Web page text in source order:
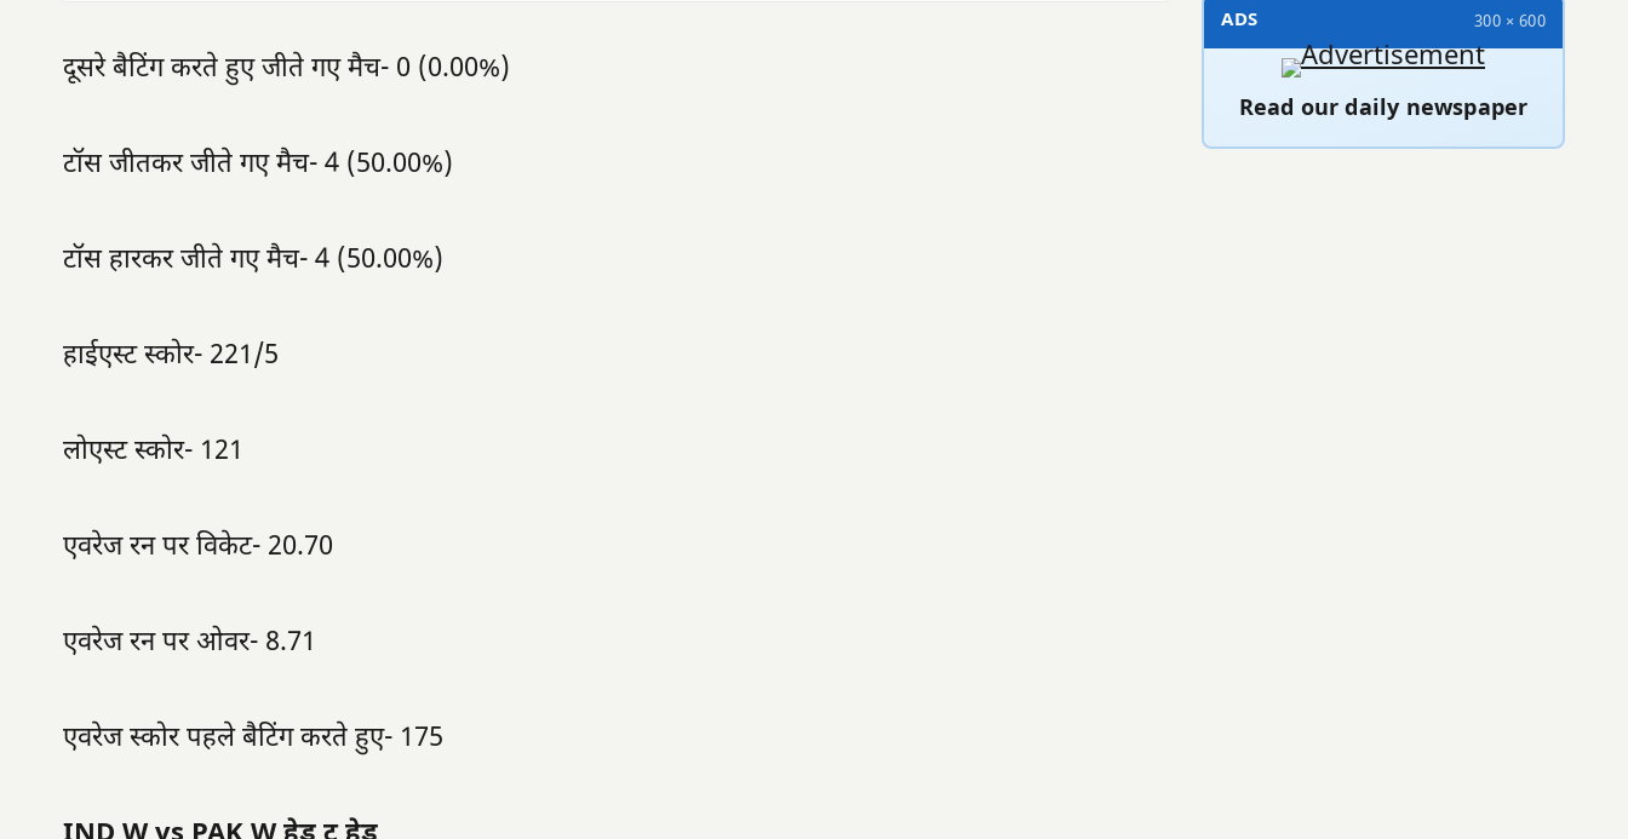
दूसरे बैटिंग करते हुए जीते गए मैच- 0 (0.00%)
टॉस जीतकर जीते गए मैच- 4 (50.00%)
टॉस हारकर जीते गए मैच- 4 (50.00%)
हाईएस्ट स्कोर- 221/5
लोएस्ट स्कोर- 121
एवरेज रन पर विकेट- 20.70
एवरेज रन पर ओवर- 8.71
एवरेज स्कोर पहले बैटिंग करते हुए- 175
ADS 300 × 600
Read our daily newspaper